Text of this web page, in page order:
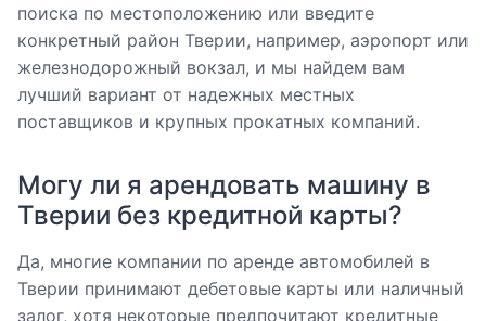
поиска по местоположению или введите
конкретный район Тверии, например, аэропорт или
железнодорожный вокзал, и мы найдем вам
лучший вариант от надежных местных
поставщиков и крупных прокатных компаний.
Могу ли я арендовать машину в
Тверии без кредитной карты?
Да, многие компании по аренде автомобилей в
Тверии принимают дебетовые карты или наличный
залог, хотя некоторые предпочитают кредитные